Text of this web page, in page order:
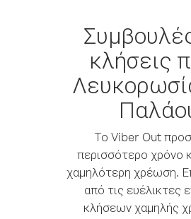
κλήσεις
Το Viber Out
περισσότερο χρόνο
χαμηλότερη χρέωση.
από τις ευέλικτες
κλήσεων χαμηλής